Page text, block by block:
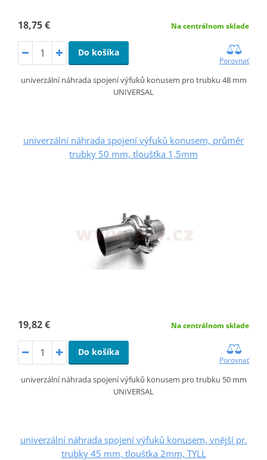
18,75 € Na centrálnom sklade
Do košíka
Porovnať
univerzální náhrada spojení výfuků konusem pro trubku 48 mm
UNIVERSAL
univerzální náhrada spojení výfuků konusem, průměr
trubky 50 mm, tloušťka 1,5mm
19,82 € Na centrálnom sklade
Do košíka
Porovnať
univerzální náhrada spojení výfuků konusem pro trubku 50 mm
UNIVERSAL
univerzální náhrada spojení výfuků konusem, vnější pr.
trubky 45 mm, tloušťka 2mm, TYLL